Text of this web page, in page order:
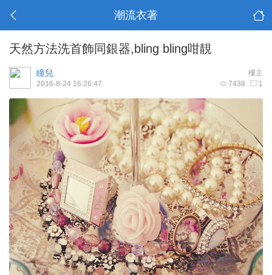
潮流衣著
天然方法洗首飾同銀器,bling bling咁靚
樓主
瞳兒
7438 1
2016-8-24 16:26:47